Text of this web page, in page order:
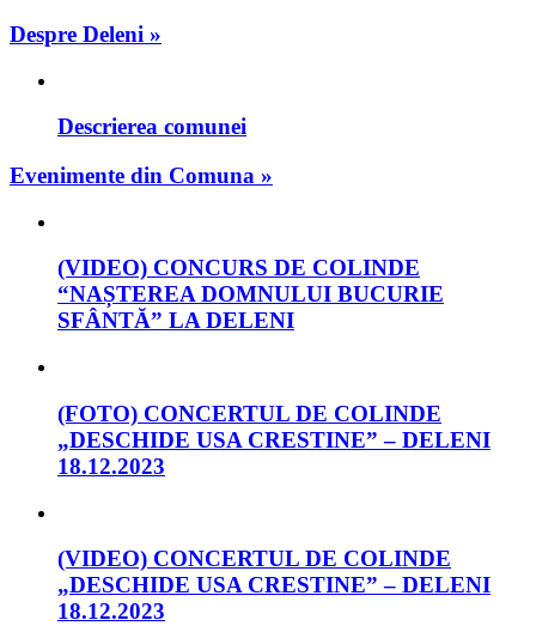
Despre Deleni »
Descrierea comunei
Evenimente din Comuna »
(VIDEO) CONCURS DE COLINDE
“NAȘTEREA DOMNULUI BUCURIE
SFÂNTĂ” LA DELENI
(FOTO) CONCERTUL DE COLINDE
„DESCHIDE USA CRESTINE” – DELENI
18.12.2023
(VIDEO) CONCERTUL DE COLINDE
„DESCHIDE USA CRESTINE” – DELENI
18.12.2023